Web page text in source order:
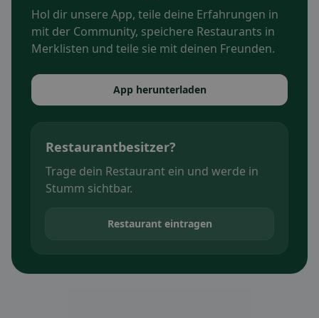
Hol dir unsere App, teile deine Erfahrungen in
mit der Community, speichere Restaurants in
Merklisten und teile sie mit deinen Freunden.
App herunterladen
Restaurantbesitzer?
Trage dein Restaurant ein und werde in
Stumm sichtbar.
Restaurant eintragen